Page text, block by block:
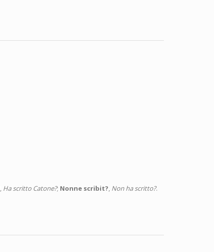
Ha scritto Catone?; Nonne scribit? Non ha scritto?.